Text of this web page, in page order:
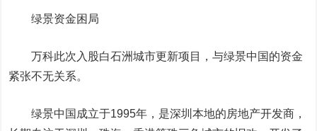
绿景资金困局
万科此次入股白石洲城市更新项目，与绿景中国的资金
紧张不无关系。
绿景中国成立于1995年，是深圳本地的房地产开发商，